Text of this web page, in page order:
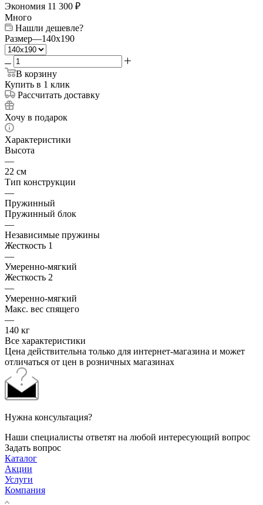
Экономия 11 300 ₽
Много
Нашли дешевле?
Размер—140x190
В корзину
Купить в 1 клик
Рассчитать доставку
Хочу в подарок
Характеристики
Высота
—
22 см
Тип конструкции
—
Пружинный
Пружинный блок
—
Независимые пружины
Жесткость 1
—
Умеренно-мягкий
Жесткость 2
—
Умеренно-мягкий
Макс. вес спящего
—
140 кг
Все характеристики
Цена действительна только для интернет-магазина и может
отличаться от цен в розничных магазинах
Нужна консультация?
Наши специалисты ответят на любой интересующий вопрос
Задать вопрос
Каталог
Акции
Услуги
Компания